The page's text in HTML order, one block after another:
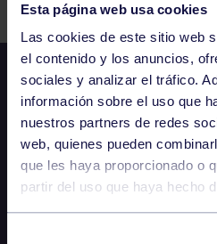
Esta página web usa cookies
Las cookies de este sitio web
el contenido y los anuncios,
sociales y analizar el tráfico.
información sobre el uso que
nuestros partners de redes
web, quienes pueden
que les haya proporcionado o
partir del uso que haya hecho